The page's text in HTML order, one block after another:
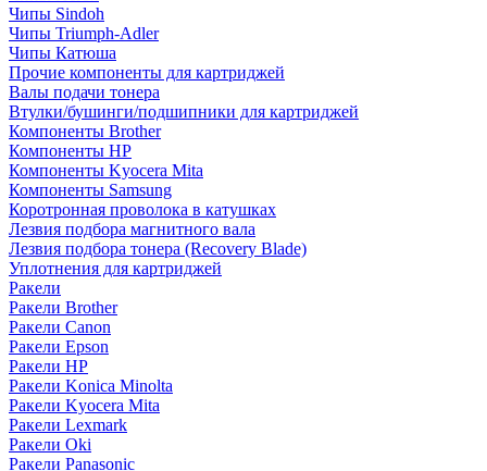
Чипы Sindoh
Чипы Triumph-Adler
Чипы Катюша
Прочие компоненты для картриджей
Валы подачи тонера
Втулки/бушинги/подшипники для картриджей
Компоненты Brother
Компоненты HP
Компоненты Kyocera Mita
Компоненты Samsung
Коротронная проволока в катушках
Лезвия подбора магнитного вала
Лезвия подбора тонера (Recovery Blade)
Уплотнения для картриджей
Ракели
Ракели Brother
Ракели Canon
Ракели Epson
Ракели HP
Ракели Konica Minolta
Ракели Kyocera Mita
Ракели Lexmark
Ракели Oki
Ракели Panasonic